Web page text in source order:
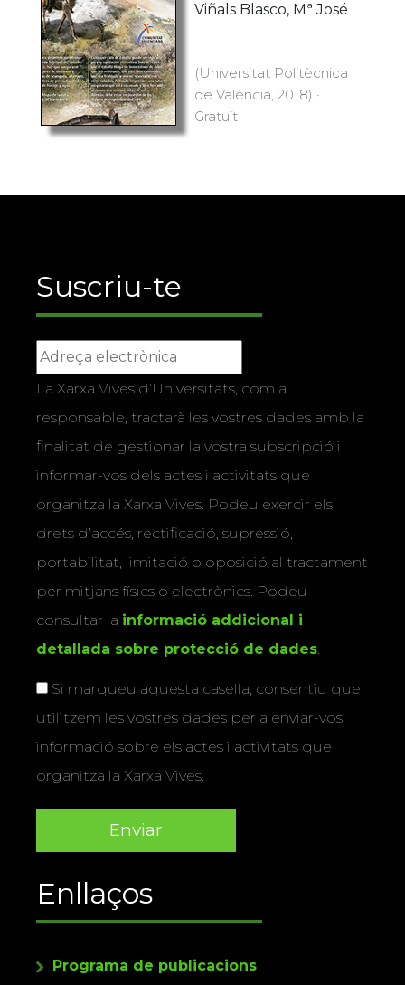
Viñals Blasco, Mª José
(Universitat Politècnica
de València, 2018) ·
Gratuït
Suscriu-te
La Xarxa Vives d’Universitats, com a
responsable, tractarà les vostres dades amb la
finalitat de gestionar la vostra subscripció i
informar-vos dels actes i activitats que
organitza la Xarxa Vives. Podeu exercir els
drets d’accés, rectificació, supressió,
portabilitat, limitació o oposició al tractament
per mitjans físics o electrònics. Podeu
consultar la informació addicional i
detallada sobre protecció de dades.
Si marqueu aquesta casella, consentiu que
utilitzem les vostres dades per a enviar-vos
informació sobre els actes i activitats que
organitza la Xarxa Vives.
Enllaços
Programa de publicacions